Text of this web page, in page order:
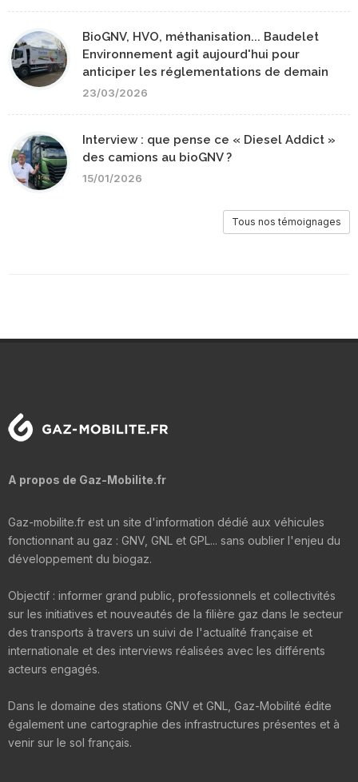
BioGNV, HVO, méthanisation... Baudelet
Environnement agit aujourd'hui pour
anticiper les réglementations de demain
23/03/2026
Interview : que pense ce « Diesel Addict »
des camions au bioGNV ?
15/01/2026
Tous nos témoignages
A propos de Gaz-Mobilite.fr
Gaz-mobilite.fr est un site d'information dédié aux véhicules
fonctionnant au gaz : GNV, GNL et GPL... sans oublier l'enjeu du
développement du biogaz.
Objectif : informer grand public, professionnels et collectivités
sur les initiatives et nouveautés de la filière gaz dans le secteur
des transports à travers un suivi de l'actualité française et
internationale et des interviews réalisées avec les différents
acteurs engagés.
Dans le domaine des stations GNV et GNL, Gaz-Mobilité édite
également une cartographie des infrastructures présentes et à
venir sur le sol français.